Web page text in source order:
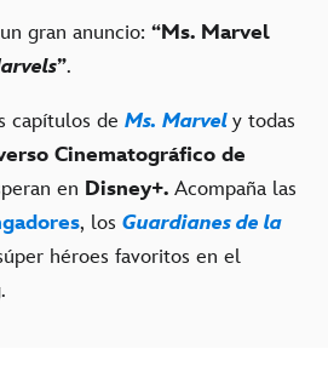
gran anuncio: “Ms. Marvel
”.
capítulos de Ms. Marvel y todas
Cinematográfico de
en Disney+. Acompaña las
, los Guardianes de la
héroes favoritos en el